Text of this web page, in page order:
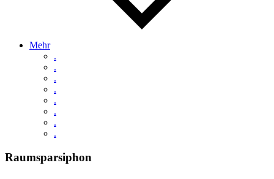
Mehr
.
.
.
.
.
.
.
.
Raumsparsiphon